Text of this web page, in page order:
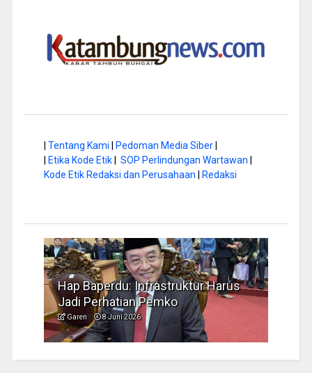
Tentang Kami Pedoman Media Siber|
Etika Kode Etik| SOP Perlindungan Wartawan
Kode Etik Redaksi dan Perusahaan
Redaksi
Hap Baperdu: Infrastruktur Harus
Jadi Perhatian Pemko
Garen 8 Juni 2026